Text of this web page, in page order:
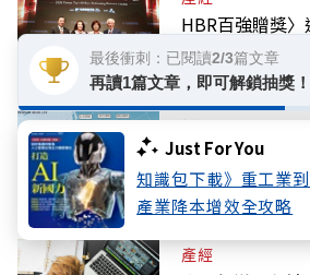
Just For You
知識包下載》重工業
產業降本增效全攻略
HBR百強贈獎
潮！揭密企業如
話題
颱風白海豚動態
父親節天氣？
產經
最後衝刺：已閱讀2/3篇文章
再讀1篇文章，即可解鎖抽獎！